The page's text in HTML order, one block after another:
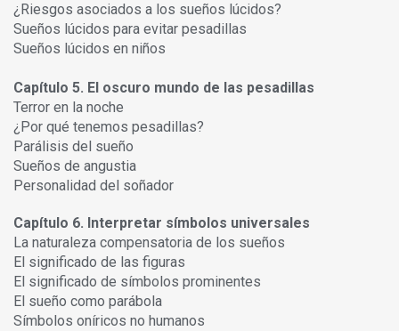
¿Riesgos asociados a los sueños lúcidos?
Sueños lúcidos para evitar pesadillas
Sueños lúcidos en niños
Capítulo 5. El oscuro mundo de las pesadillas
Terror en la noche
¿Por qué tenemos pesadillas?
Parálisis del sueño
Sueños de angustia
Personalidad del soñador
Capítulo 6. Interpretar símbolos universales
La naturaleza compensatoria de los sueños
El significado de las figuras
El significado de símbolos prominentes
El sueño como parábola
Símbolos oníricos no humanos